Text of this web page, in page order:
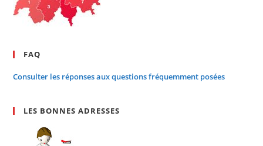
FAQ
Consulter les réponses aux questions fréquemment posées
LES BONNES ADRESSES